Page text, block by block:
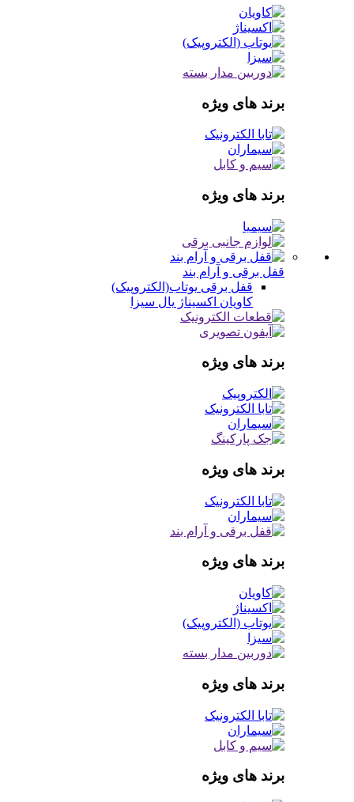
برند های ویژه
برند های ویژه
قفل برقی و آرام بند
قفل برقی یوتاب(الکتروپیک)
کاویان اکسیناژ یال سیزا
برند های ویژه
برند های ویژه
برند های ویژه
برند های ویژه
برند های ویژه